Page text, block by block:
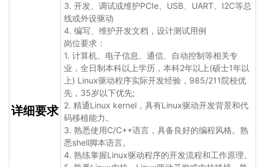
详细要求
3. 开发、调试或维护PCIe、USB、UART、I2C等总
线或外设驱动
4. 编写、维护开发文档，设计测试用例
岗位要求：
1. 计算机、电子信息、通信、自动控制等相关专
业，全日制本科以上学历，本科2年以上(硕士1年以
上) Linux驱动程序实际开发经验，985/211院校优
先，35岁以下优先;
2. 精通Linux kernel，具有Linux驱动开发背景和代
码移植能力。
3. 熟悉使用C/C++语言，具备良好的编程风格。熟
悉shell脚本语言。
4. 熟练掌握Linux驱动程序的开发流程和工作原理。